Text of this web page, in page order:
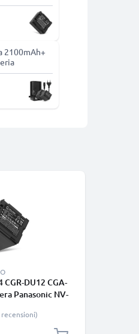
2100mAh+
DU12 CGA-
Panasonic NV-
VDR-D150 D100
Affidabile
recensioni)